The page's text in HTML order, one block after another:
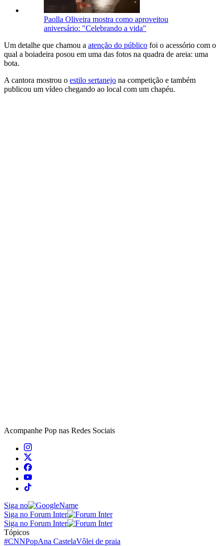
Paolla Oliveira mostra como aproveitou
aniversário: "Celebrando a vida"
Um detalhe que chamou a atenção do público foi o acessório com o
qual a boiadeira posou em uma das fotos na quadra de areia: uma
bota.
A cantora mostrou o estilo sertanejo na competição e também
publicou um vídeo chegando ao local com um chapéu.
Acompanhe Pop nas Redes Sociais
Siga no
Siga no Forum Inter
Siga no Forum Inter
Tópicos
#CNNPopAna CastelaVôlei de praia